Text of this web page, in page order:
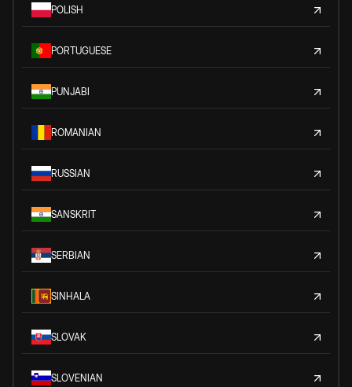
POLISH
PORTUGUESE
PUNJABI
ROMANIAN
RUSSIAN
SANSKRIT
SERBIAN
SINHALA
SLOVAK
SLOVENIAN